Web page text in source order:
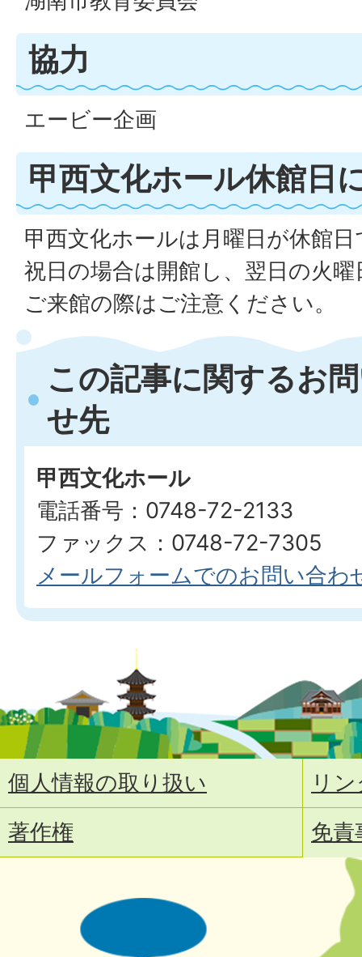
協力
エービー企画
甲西文化ホール休館日
甲西文化ホールは月曜日が休館
祝日の場合は開館し、翌日の火
ご来館の際はご注意ください。
この記事に関するお
せ先
甲西文化ホール
電話番号：0748-72-2133
ファックス：0748-72-7305
メールフォームでのお問い合わ
個人情報の取り扱い
リ
著作権
免責